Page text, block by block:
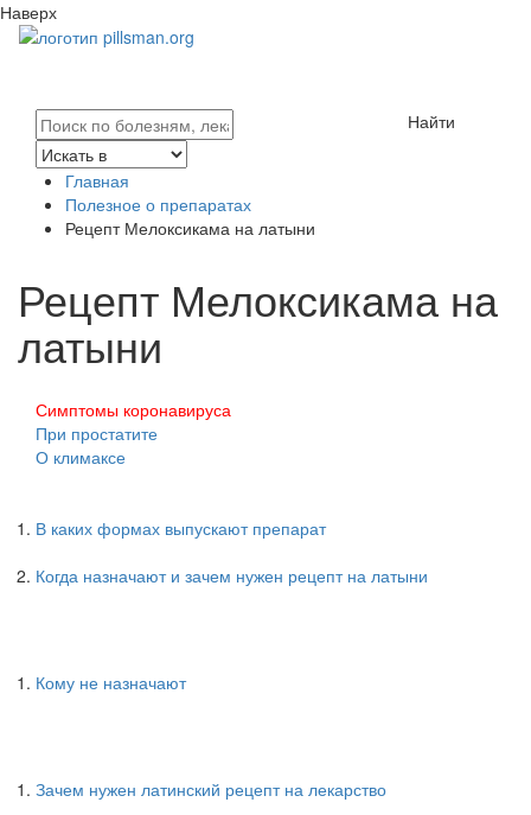
Наверх
Найти
Главная
Полезное о препаратах
Рецепт Мелоксикама на латыни
Рецепт Мелоксикама на
латыни
Симптомы коронавируса
При простатите
О климаксе
В каких формах выпускают препарат
Когда назначают и зачем нужен рецепт на латыни
Кому не назначают
Зачем нужен латинский рецепт на лекарство